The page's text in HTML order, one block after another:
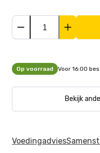
Op voorraad Voor 16:00
Bekijk
Voedingadvies